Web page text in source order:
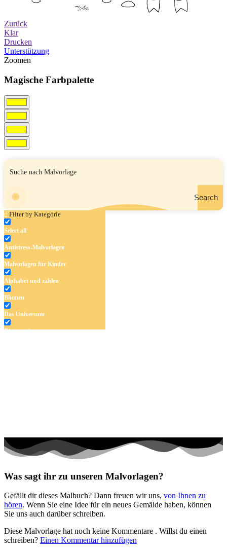
Zurück
Klar
Drucken
Unterstützung
Zoomen
Magische Farbpalette
Search
Filter by Kategórie
Select all
Antistress-Malvorlagen
Malvorlagen für Kinder
Alphabet und zahlen
Blumen
Das Universum
Dinosaurier
Musik und Musikinstrumente
Sommer und Feiertage
Sport
Teddys und Pferde
Tiere und Natur
Was sagt ihr zu unseren Malvorlagen?
Gefällt dir dieses Malbuch? Dann freuen wir uns, von Ihnen zu
hören. Wenn Sie eine Idee für ein neues Gemälde haben, können
Sie uns auch darüber schreiben.
Diese Malvorlage hat noch keine Kommentare . Willst du einen
schreiben? Einen Kommentar hinzufügen